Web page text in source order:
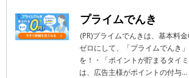
プライムでんき
(PR)プライムでんきは、基本料
ゼロにして、「プライムでんき
を！・「ポイントが貯まるタイ
は、広告主様がポイントの付与...